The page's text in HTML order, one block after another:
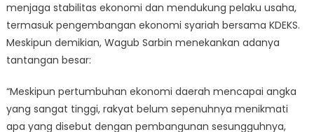
menjaga stabilitas ekonomi dan mendukung pelaku usaha,
termasuk pengembangan ekonomi syariah bersama KDEKS.
Meskipun demikian, Wagub Sarbin menekankan adanya
tantangan besar:
“Meskipun pertumbuhan ekonomi daerah mencapai angka
yang sangat tinggi, rakyat belum sepenuhnya menikmati
apa yang disebut dengan pembangunan sesungguhnya,